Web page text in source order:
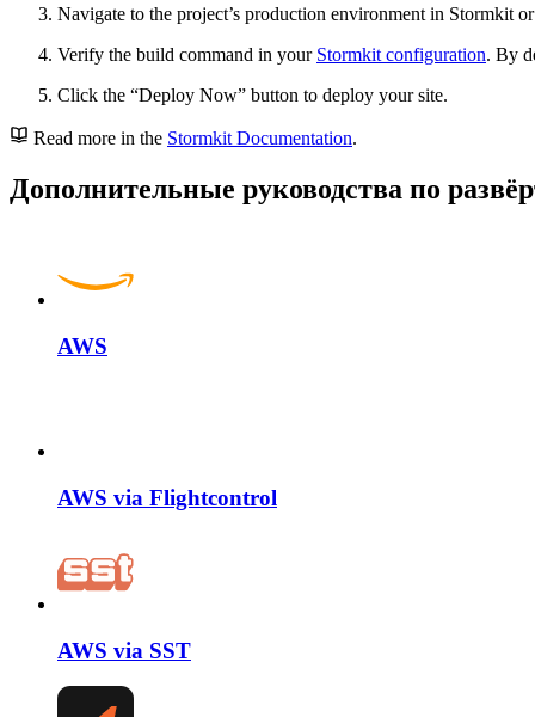
Navigate to the project’s production environment in Stormkit
Verify the build command in your Stormkit configuration. By
Click the “Deploy Now” button to deploy your site.
Read more in the Stormkit Documentation.
Дополнительные руководства по
AWS
AWS via Flightcontrol
AWS via SST